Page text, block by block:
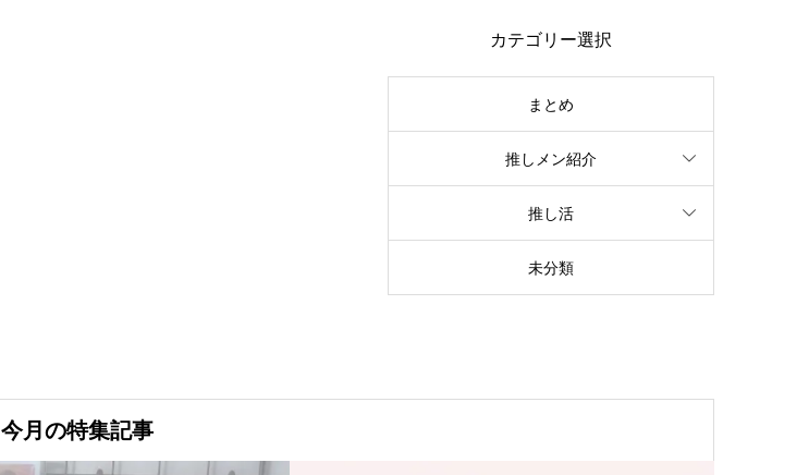
カテゴリー選択
まとめ
推しメン紹介
推し活
未分類
今月の特集記事